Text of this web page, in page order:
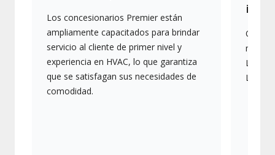
Los concesionarios Premier están
ampliamente capacitados para brindar
servicio al cliente de primer nivel y
experiencia en HVAC, lo que garantiza
que se satisfagan sus necesidades de
comodidad.
más